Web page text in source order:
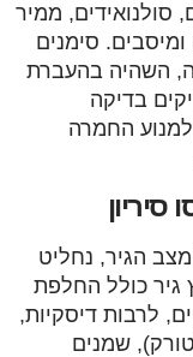
סולנואידים, ממיר
ומיסבים. סימנים
השהיה בהעברת
בדיקה
החמרה
הגיר, נחליט
גיר כולל החלפת
לרבות דיסקיות,
שמנים